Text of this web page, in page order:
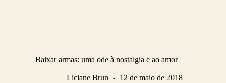
Baixar armas: uma ode à nostalgia e ao amor
Liciane Brun 12 de maio de 2018